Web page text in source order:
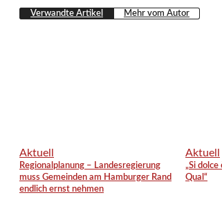
Verwandte Artikel Mehr vom Autor
Aktuell
Regionalplanung – Landesregierung
muss Gemeinden am Hamburger Rand
endlich ernst nehmen
Aktuell
„Si
Qual“